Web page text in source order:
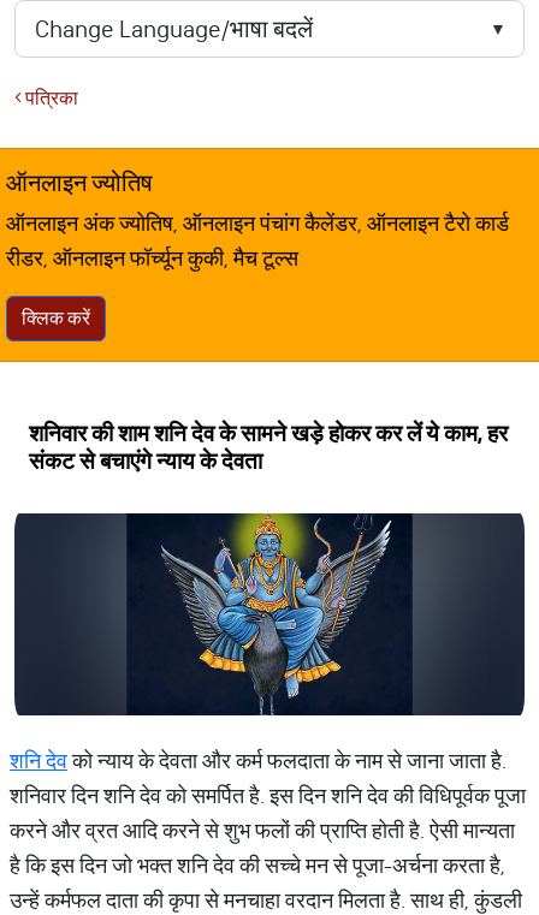
पत्रिका
ऑनलाइन ज्योतिष
ऑनलाइन अंक ज्योतिष, ऑनलाइन पंचांग कैलेंडर, ऑनलाइन टैरो कार्ड
रीडर, ऑनलाइन फॉर्च्यून कुकी, मैच टूल्स
क्लिक करें
शनिवार की शाम शनि देव के सामने खड़े होकर कर लें ये काम, हर
संकट से बचाएंगे न्याय के देवता
शनि देवको न्याय के देवता और कर्म फलदाता के नाम से जाना जाता है.
शनिवार दिन शनि देव को समर्पित है. इस दिन शनि देव की विधिपूर्वक पूजा
करने और व्रत आदि करने से शुभ फलों की प्राप्ति होती है. ऐसी मान्यता
है कि इस दिन जो भक्त शनि देव की सच्चे मन से पूजा-अर्चना करता है,
उन्हें कर्मफल दाता की कृपा से मनचाहा वरदान मिलता है. साथ ही, कुंडली